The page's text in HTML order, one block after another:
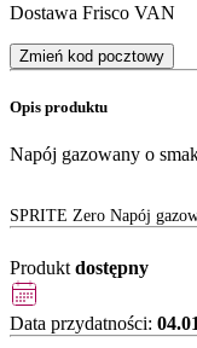
Dostawa Frisco VAN
Zmień kod pocztowy
Opis produktu
Napój gazowany o
SPRITE Zero Napój
Produkt dostępny
Data przydatności: